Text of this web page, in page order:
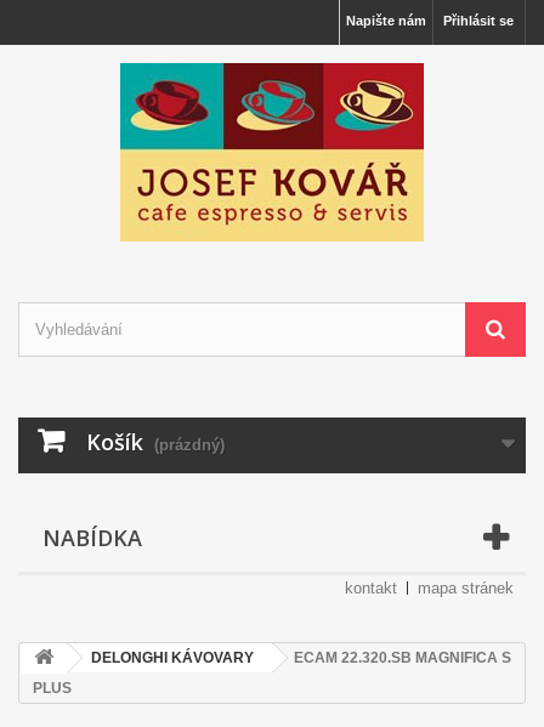
Přihlásit se
Napište nám
Košík (prázdný)
NABÍDKA
kontakt mapa stránek
DELONGHI KÁVOVARY
ECAM 22.320.SB MAGNIFICA S
PLUS